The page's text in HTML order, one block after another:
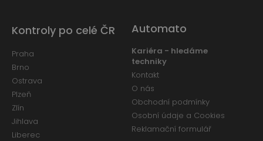
Automato
Kariéra - hledáme
techniky
Kontakt
O nás
Obchodní podmínky
Osobní údaje a Cookies
Reklamační formulář
Kontroly po celé ČR
Praha
Brno
Ostrava
Plzeň
Zlín
Jihlava
Liberec